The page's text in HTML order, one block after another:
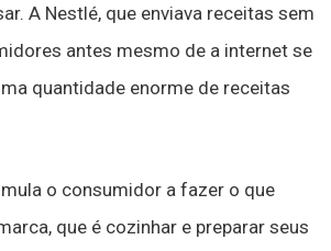
A Nestlé, que enviava receitas sem
antes mesmo de a internet se
quantidade enorme de receitas
o consumidor a fazer o que
que é cozinhar e preparar seus